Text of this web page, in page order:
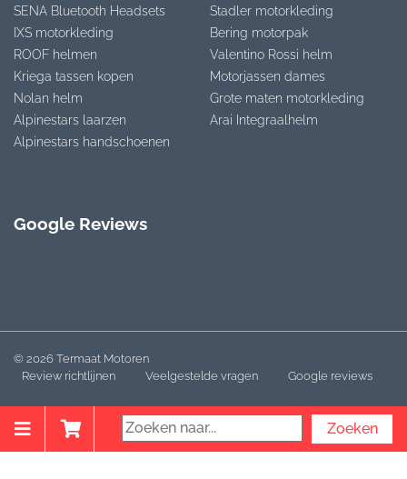
SENA Bluetooth Headsets
IXS motorkleding
ROOF helmen
Kriega tassen kopen
Nolan helm
Alpinestars laarzen
Alpinestars handschoenen
Stadler motorkleding
Bering motorpak
Valentino Rossi helm
Motorjassen dames
Grote maten motorkleding
Arai Integraalhelm
Google Reviews
© 2026 Termaat Motoren
Review richtlijnen
Veelgestelde vragen Google reviews